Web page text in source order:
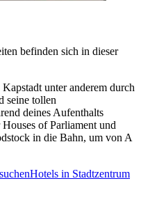
befinden sich in dieser
unter anderem durch
seine tollen
deines Aufenthalts
of Parliament und
in die Bahn, um von A
Hotels in Stadtzentrum